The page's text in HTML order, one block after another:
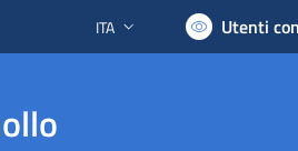
Lingua attiva:
ITA Utenti